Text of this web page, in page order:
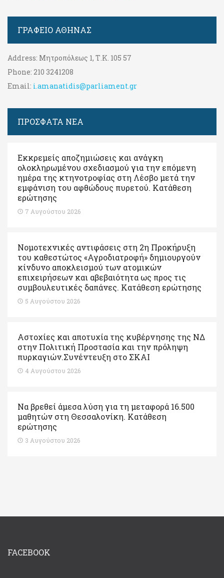
ΓΡΑΦΕΊΟ ΑΘΉΝΑΣ
Address: Μητροπόλεως 1, Τ.Κ. 105 57
Phone: 210 3241208
Email: i.amanatidis@parliament.gr
ΠΡΟΣΦΑΤΑ ΝΕΑ
Εκκρεμείς αποζημιώσεις και ανάγκη
ολοκληρωμένου σχεδιασμού για την επόμενη
ημέρα της κτηνοτροφίας στη Λέσβο μετά την
εμφάνιση του αφθώδους πυρετού. Kατάθεση
ερώτησης
7 Αυγούστου 2026
Νομοτεχνικές αντιφάσεις στη 2η Προκήρυξη
του καθεστώτος «Αγροδιατροφή» δημιουργούν
κίνδυνο αποκλεισμού των ατομικών
επιχειρήσεων και αβεβαιότητα ως προς τις
συμβουλευτικές δαπάνες. Κατάθεση ερώτησης
5 Αυγούστου 2026
Αστοχίες και αποτυχία της κυβέρνησης της ΝΔ
στην Πολιτική Προστασία και την πρόληψη
πυρκαγιών.Συνέντευξη στο ΣΚΑΙ
4 Αυγούστου 2026
Να βρεθεί άμεσα λύση για τη μεταφορά 16.500
μαθητών στη Θεσσαλονίκη. Κατάθεση
ερώτησης
3 Αυγούστου 2026
FACEBOOK